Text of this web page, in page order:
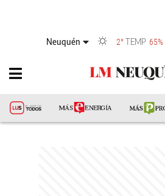
Neuquén 2° TEMP 65%